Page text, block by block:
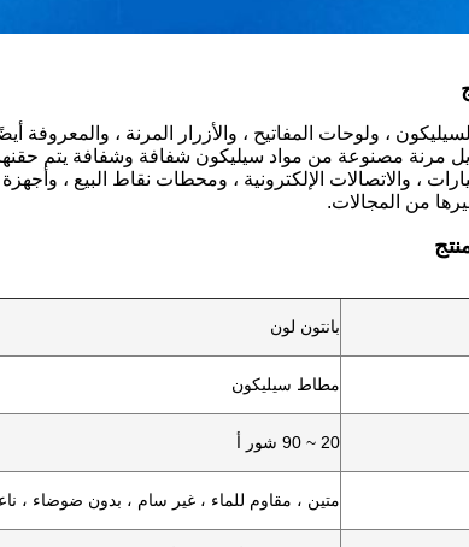
، ولوحات المفاتيح ، والأزرار المرنة ، والمعروفة
، والاتصالات الإلكترونية ، ومحطات نقاط البيع ،
من المجالات.
بانتون لون
مطاط سيليكون
20 ~ 90 شور أ
متين ، مقاوم للماء ، غير سام ، بدون ضوضاء ،